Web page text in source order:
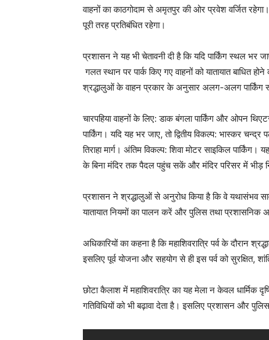
वाहनों का काठगोदाम से अमृतपुर की ओर प्रवेश वर्जित
पूरी तरह प्रतिबंधित रहेगा।
प्रशासन ने यह भी चेतावनी दी है कि यदि पार्किंग स्थल भर
गलत स्थान पर पार्क किए गए वाहनों को यातायात बाधित
श्रद्धालुओं के वाहन प्रकार के अनुसार अलग-अलग पार्किंग
चारपहिया वाहनों के लिए: डाक बंगला पार्किंग और ओपन
पार्किंग। यदि यह भर जाए, तो द्वितीय विकल्प: भास्कर
तिराहा मार्ग। अंतिम विकल्प: शिवा मोटर साइकिल
के बिना मंदिर तक पैदल पहुंच सकें और मंदिर परिसर में भीड़
प्रशासन ने श्रद्धालुओं से अनुरोध किया है कि वे यथासंभव
यातायात नियमों का पालन करें और पुलिस तथा प्रशासनिक
अधिकारियों का कहना है कि महाशिवरात्रि पर्व के दौरान
इसलिए पूर्व योजना और सहयोग से ही इस पर्व को सुरक्षित,
छोटा कैलाश में महाशिवरात्रि का यह मेला न केवल धार्मिक
गतिविधियों को भी बढ़ावा देता है। इसलिए प्रशासन और